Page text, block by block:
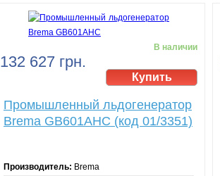
132 627 грн.
В наличии
Промышленный льдогенератор
Brema GB601AHC (код 01/3351)
Производитель: Brema